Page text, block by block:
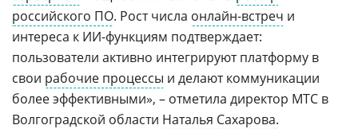
российского ПО. Рост числа онлайн-встреч и
интереса к ИИ-функциям подтверждает:
пользователи активно интегрируют платформу в
свои рабочие процессы и делают коммуникации
более эффективными», – отметила директор МТС в
Волгоградской области Наталья Сахарова.